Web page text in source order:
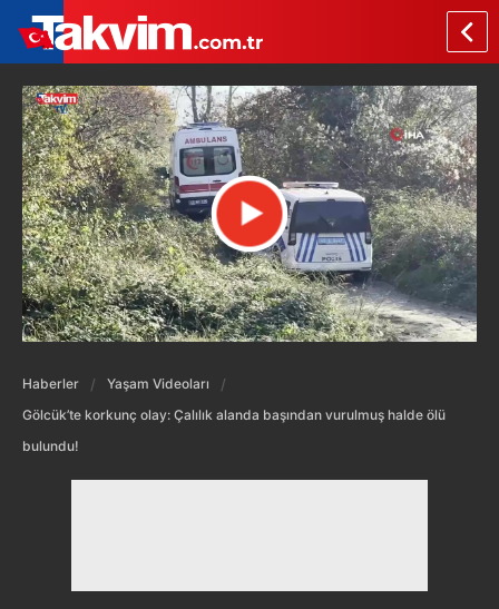
Haberler
Yaşam Videoları
Gölcük’te korkunç olay: Çalılık alanda başından vurulmuş halde ölü
bulundu!